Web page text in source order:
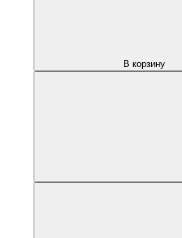
В корзину